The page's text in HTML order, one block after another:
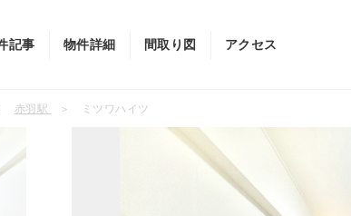
記事 物件詳細 間取り図 アクセス
赤羽駅 ミツワハイツ